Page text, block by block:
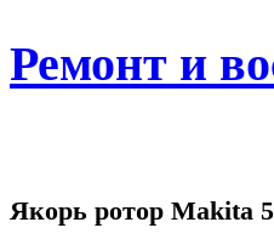
Ремонт и
Якорь ротор Makita